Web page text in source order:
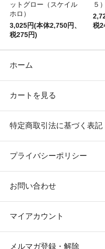
ットグロー（スケイル
ホロ）
3,025円(本体2,750円、
税275円)
５）
税
ホーム
カートを見る
特定商取引法に基づく表記
プライバシーポリシー
お問い合わせ
マイアカウント
メルマガ登録・解除